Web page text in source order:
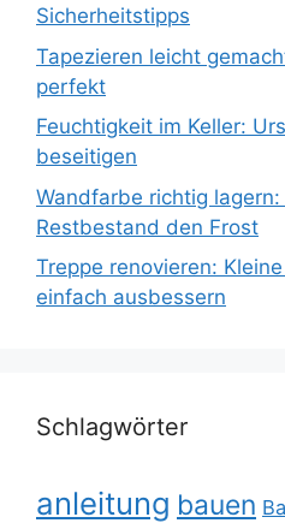
Sicherheitstipps
Tapezieren leicht
perfekt
Feuchtigkeit im Keller:
beseitigen
Wandfarbe richtig
Restbestand den Frost
Treppe renovieren:
einfach ausbessern
Schlagwörter
anleitung bauen